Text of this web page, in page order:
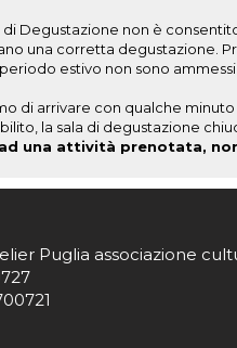
di Degustazione non è
una corretta degustazione.
estivo non sono
di arrivare con qualche
la sala di degustazione
una attività prenotata,
Puglia associazione